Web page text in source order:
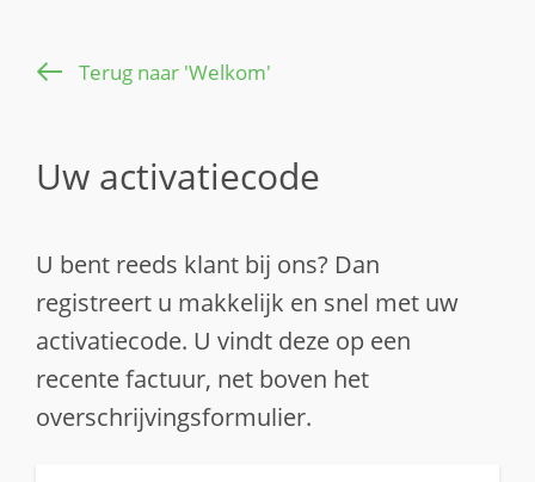
Terug naar 'Welkom'
Uw activatiecode
U bent reeds klant bij ons? Dan
registreert u makkelijk en snel met uw
activatiecode. U vindt deze op een
recente factuur, net boven het
overschrijvingsformulier.